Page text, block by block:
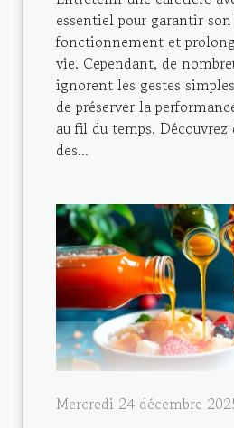
essentiel pour garantir
fonctionnement et
vie. Cependant, de
ignorent les gestes
de préserver la
au fil du temps.
des...
Mercredi 24 décembre